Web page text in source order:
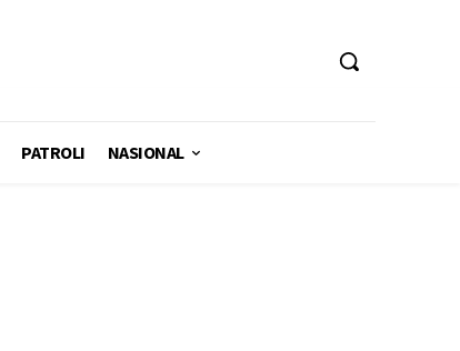
PATROLI NASIONAL